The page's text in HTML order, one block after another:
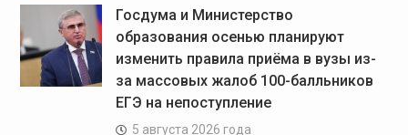
Госдума и Министерство
образования осенью планируют
изменить правила приёма в вузы из-
за массовых жалоб 100-балльников
ЕГЭ на непоступление
5 августа 2026 года